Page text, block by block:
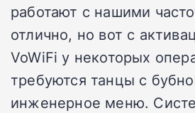
работают с нашими
отлично, но вот с
VoWiFi у некоторых
требуются танцы с
инженерное меню.